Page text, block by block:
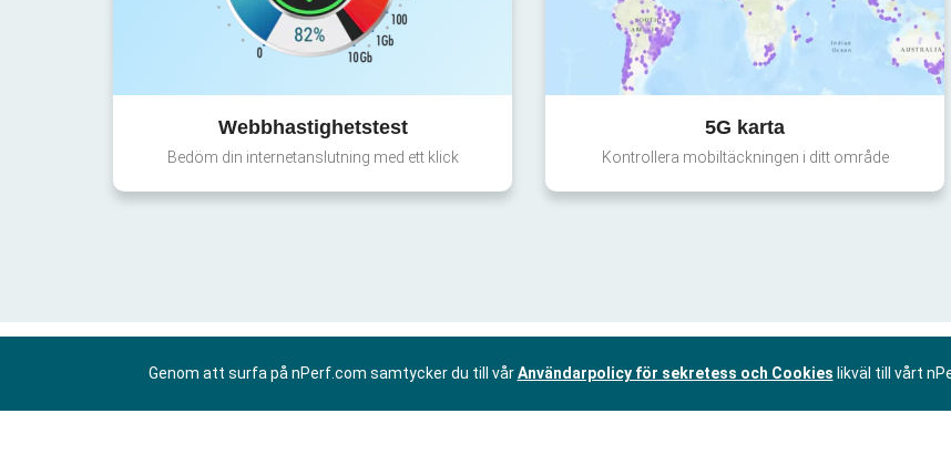
Webbhastighetstest
Bedöm din internetanslutning med ett klick
5G karta
Kontrollera mobiltäckningen i ditt område
Genom att surfa på nPerf.com samtycker du till vårAnvändarpolicy för sekretess och Cookies likväl till vårt